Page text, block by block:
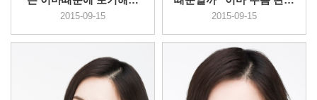
다면?
2015-09-15
하려면?
2015-09-15